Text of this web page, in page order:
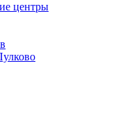
центры